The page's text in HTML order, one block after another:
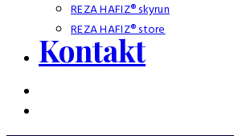
REZA HAFIZ® skyrun
REZA HAFIZ® store
Kontakt